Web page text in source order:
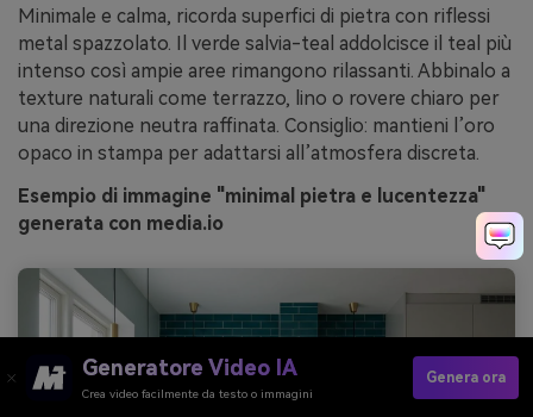
Minimale e calma, ricorda superfici di pietra con riflessi
metal spazzolato. Il verde salvia-teal addolcisce il teal più
intenso così ampie aree rimangono rilassanti. Abbinalo a
texture naturali come terrazzo, lino o rovere chiaro per
una direzione neutra raffinata. Consiglio: mantieni l’oro
opaco in stampa per adattarsi all’atmosfera discreta.
Esempio di immagine "minimal pietra e lucentezza"
generata con media.io
Generatore Video IA
Crea video facilmente da testo o immagini
Genera ora